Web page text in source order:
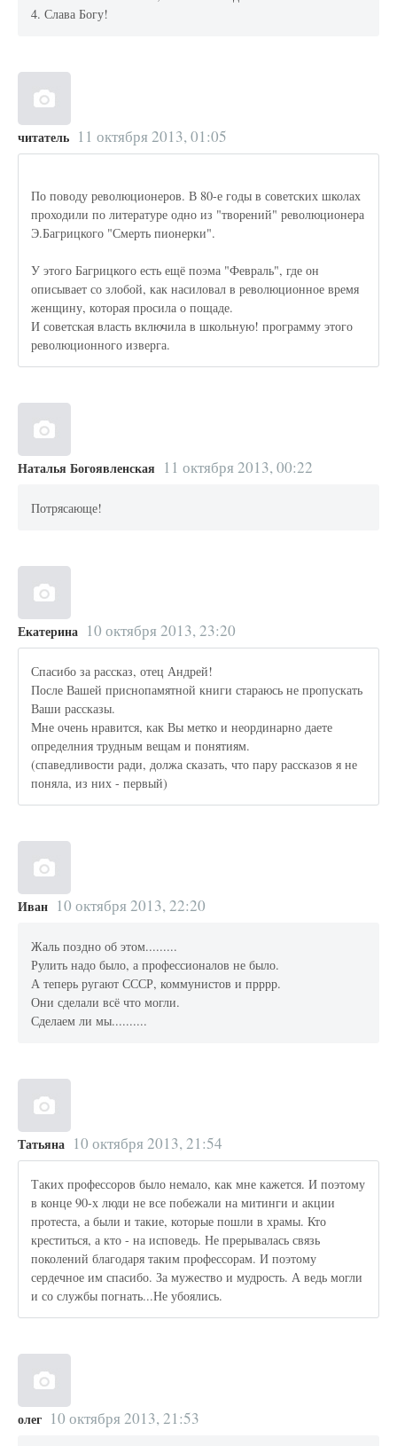
4. Слава Богу!
читатель 11 октября 2013, 01:05
По поводу революционеров. В 80-е годы в советских школах
проходили по литературе одно из "творений" революционера
Э.Багрицкого "Смерть пионерки".
У этого Багрицкого есть ещё поэма "Февраль", где он
описывает со злобой, как насиловал в революционное время
женщину, которая просила о пощаде.
И советская власть включила в школьную! программу этого
революционного изверга.
Наталья Богоявленская 11 октября 2013, 00:22
Потрясающе!
Екатерина 10 октября 2013, 23:20
Спасибо за рассказ, отец Андрей!
После Вашей приснопамятной книги стараюсь не пропускать
Ваши рассказы.
Мне очень нравится, как Вы метко и неординарно даете
определния трудным вещам и понятиям.
(спаведливости ради, должа сказать, что пару рассказов я не
поняла, из них - первый)
Иван 10 октября 2013, 22:20
Жаль поздно об этом.........
Рулить надо было, а профессионалов не было.
А теперь ругают СССР, коммунистов и прррр.
Они сделали всё что могли.
Сделаем ли мы..........
Татьяна 10 октября 2013, 21:54
Таких профессоров было немало, как мне кажется. И поэтому
в конце 90-х люди не все побежали на митинги и акции
протеста, а были и такие, которые пошли в храмы. Кто
креститься, а кто - на исповедь. Не прерывалась связь
поколений благодаря таким профессорам. И поэтому
сердечное им спасибо. За мужество и мудрость. А ведь могли
и со службы погнать...Не убоялись.
олег 10 октября 2013, 21:53